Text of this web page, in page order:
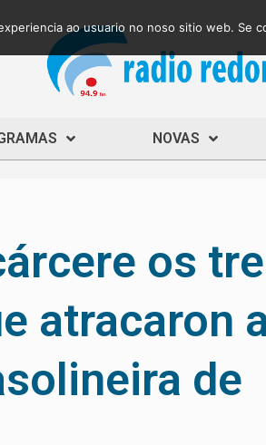
NOVAS
os
atracaron
de
ao usuario no noso sitio web. Se